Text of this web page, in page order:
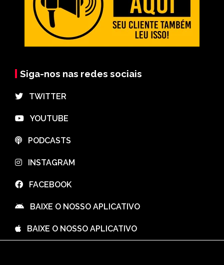
Siga-nos nas redes sociais
⠀TWITTER
⠀YOUTUBE
⠀PODCASTS
⠀INSTAGRAM
⠀FACEBOOK
⠀BAIXE O NOSSO APLICATIVO
⠀BAIXE O NOSSO APLICATIVO